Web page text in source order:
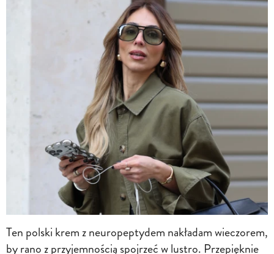
Ten polski krem z neuropeptydem nakładam wieczorem,
by rano z przyjemnością spojrzeć w lustro. Przepięknie